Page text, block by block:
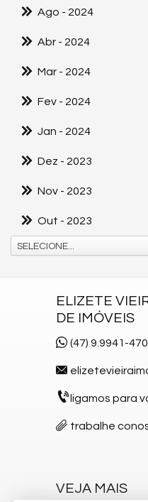
Ago - 2024
Abr - 2024
Mar - 2024
Fev - 2024
Jan - 2024
Dez - 2023
Nov - 2023
Out - 2023
SELECIONE...
ELIZETE
DE IMÓVEIS
(47) 9.9941-
ligamos para
trabalhe
VEJA MAIS